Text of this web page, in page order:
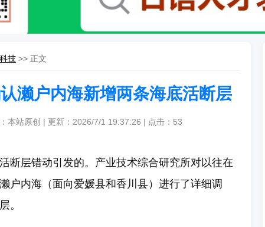
科技 >> 正文
濑户内海新增两条海底活断层
本站原创 | 更新：2026/7/1 19:37:26 | 点击： 53
断层错动引发的。产业技术综合研究所对以往在
户内海（面向爱媛县和香川县）进行了详细调
。